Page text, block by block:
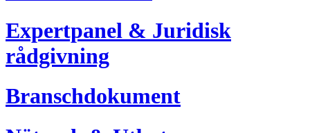
Expertpanel & Juridisk
rådgivning
Branschdokument